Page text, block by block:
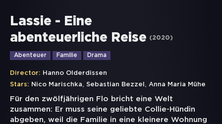
Lassie - Eine
abenteuerliche Reise
(2020)
Abenteuer Familie Drama
Director: Hanno Olderdissen
Stars: Nico Marischka, Sebastian Bezzel , Anna Maria Mühe
Für den zwölfjährigen Flo bricht eine Welt
zusammen: Er muss seine geliebte Collie-Hündin
abgeben, weil die Familie in eine kleinere Wohnung